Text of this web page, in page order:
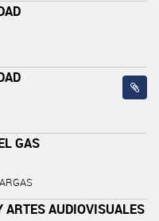
GAS
ARTES AUDIOVISUALES